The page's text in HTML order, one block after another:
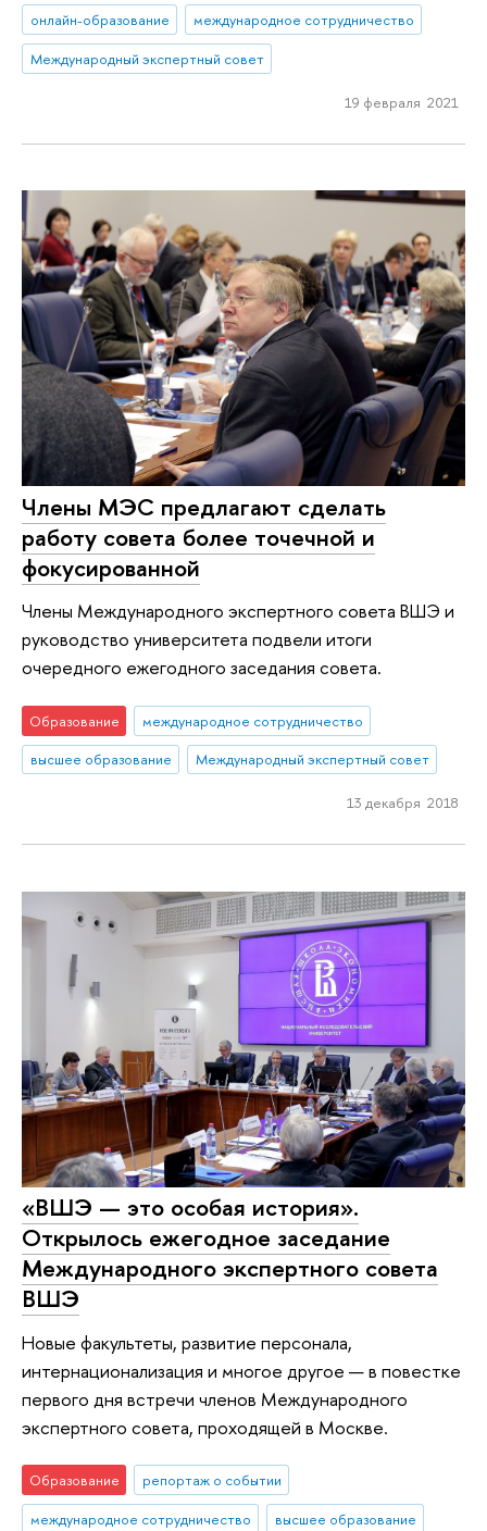
онлайн-образование
международное сотрудничество
Международный экспертный совет
19 февраля 2021
Члены МЭС предлагают сделать
работу совета более точечной и
фокусированной
Члены Международного экспертного совета ВШЭ и
руководство университета подвели итоги
очередного ежегодного заседания совета.
Образование
международное сотрудничество
высшее образование
Международный экспертный совет
13 декабря 2018
«ВШЭ — это особая история».
Открылось ежегодное заседание
Международного экспертного совета
ВШЭ
Новые факультеты, развитие персонала,
интернационализация и многое другое — в повестке
первого дня встречи членов Международного
экспертного совета, проходящей в Москве.
Образование
репортаж о событии
международное сотрудничество
высшее образование